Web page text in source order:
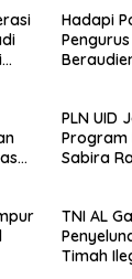
Hadapi
PLN UID
Program
Sabira
TNI AL
Timah